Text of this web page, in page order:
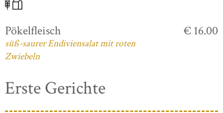
Pökelfleisch
süß-saurer Endiviensalat mit roten
Zwiebeln
€ 16.00
Erste Gerichte